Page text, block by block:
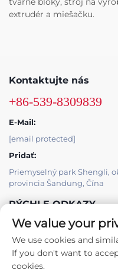
extrudér a miešačku.
Kontaktujte nás
+86-539-8309839
E-Mail:
[email protected]
Pridať:
Priemyselný park Shengli,
provincia Šandung, Čína
RÝCHLE ODKAZY
PRODUKTY
We value your
We use cookies and
If you don't want to
cookies.